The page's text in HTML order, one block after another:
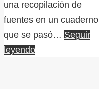
una recopilación de
fuentes en un cuaderno
que se pasó… Seguir
leyendo